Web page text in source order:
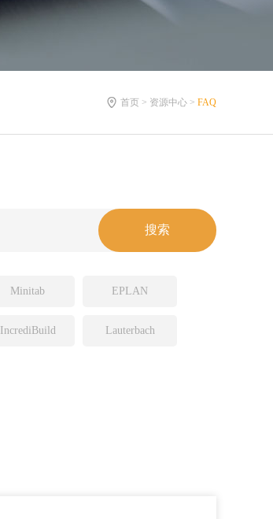
首页 > 资源中心 > FAQ
Minitab EPLAN
IncrediBuild Lauterbach